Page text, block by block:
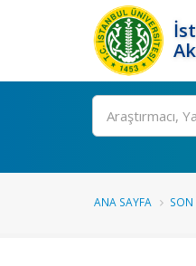
Ara
ANA SAYFA SON